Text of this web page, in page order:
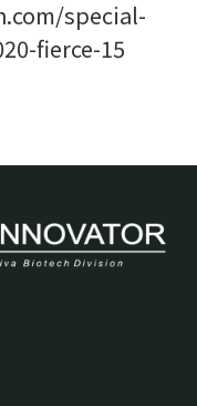
special-
fierce-15